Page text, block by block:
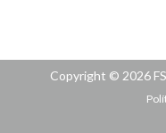
Copyright © 2026